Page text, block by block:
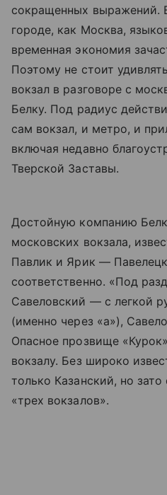
сокращенных выражений.
городе, как Москва,
временная экономия
Поэтому не стоит
вокзал в разговоре с
Белку. Под радиус
сам вокзал, и метро, и
включая недавно
Тверской Заставы.
Достойную компанию
московских вокзала,
Павлик и Ярик —
соответственно. «Под
Савеловский — с легкой
(именно через «а»),
Опасное прозвище
вокзалу. Без широко
только Казанский, но
«трех вокзалов».